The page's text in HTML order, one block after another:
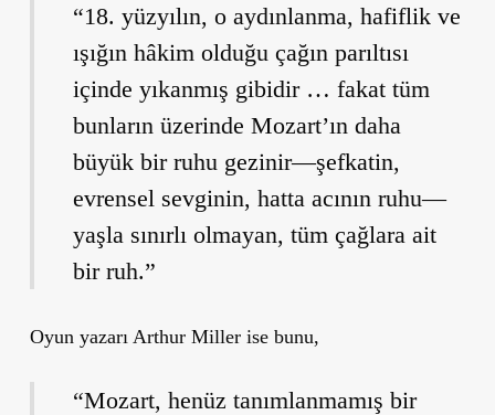
“18. yüzyılın, o aydınlanma, hafiflik ve
ışığın hâkim olduğu çağın parıltısı
içinde yıkanmış gibidir … fakat tüm
bunların üzerinde Mozart’ın daha
büyük bir ruhu gezinir—şefkatin,
evrensel sevginin, hatta acının ruhu—
yaşla sınırlı olmayan, tüm çağlara ait
bir ruh.”
Oyun yazarı Arthur Miller ise bunu,
“Mozart, henüz tanımlanmamış bir